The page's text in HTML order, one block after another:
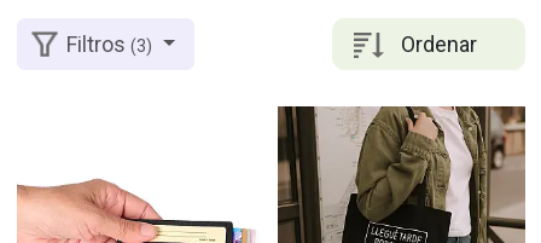
Ordenar
Filtros(3)